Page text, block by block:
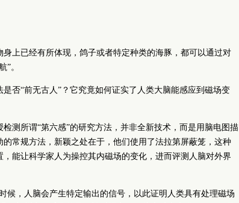
上已经有所体现，鸽子或者特定种类的海豚，都可以通过对
”。
否“前无古人”？它究竟如何证实了人类大脑能感应到磁场变
测所谓“第六感”的研究方法，并非全新技术，而是用脑电图描
常规方法，新颖之处在于，他们使用了法拉第屏蔽笼，这种
能让科学家人为操控其内磁场的变化，进而评测人脑对外界
候，人脑会产生特定输出的信号，以此证明人类具有处理磁场